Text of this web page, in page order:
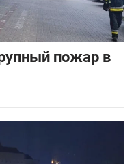
пожар в